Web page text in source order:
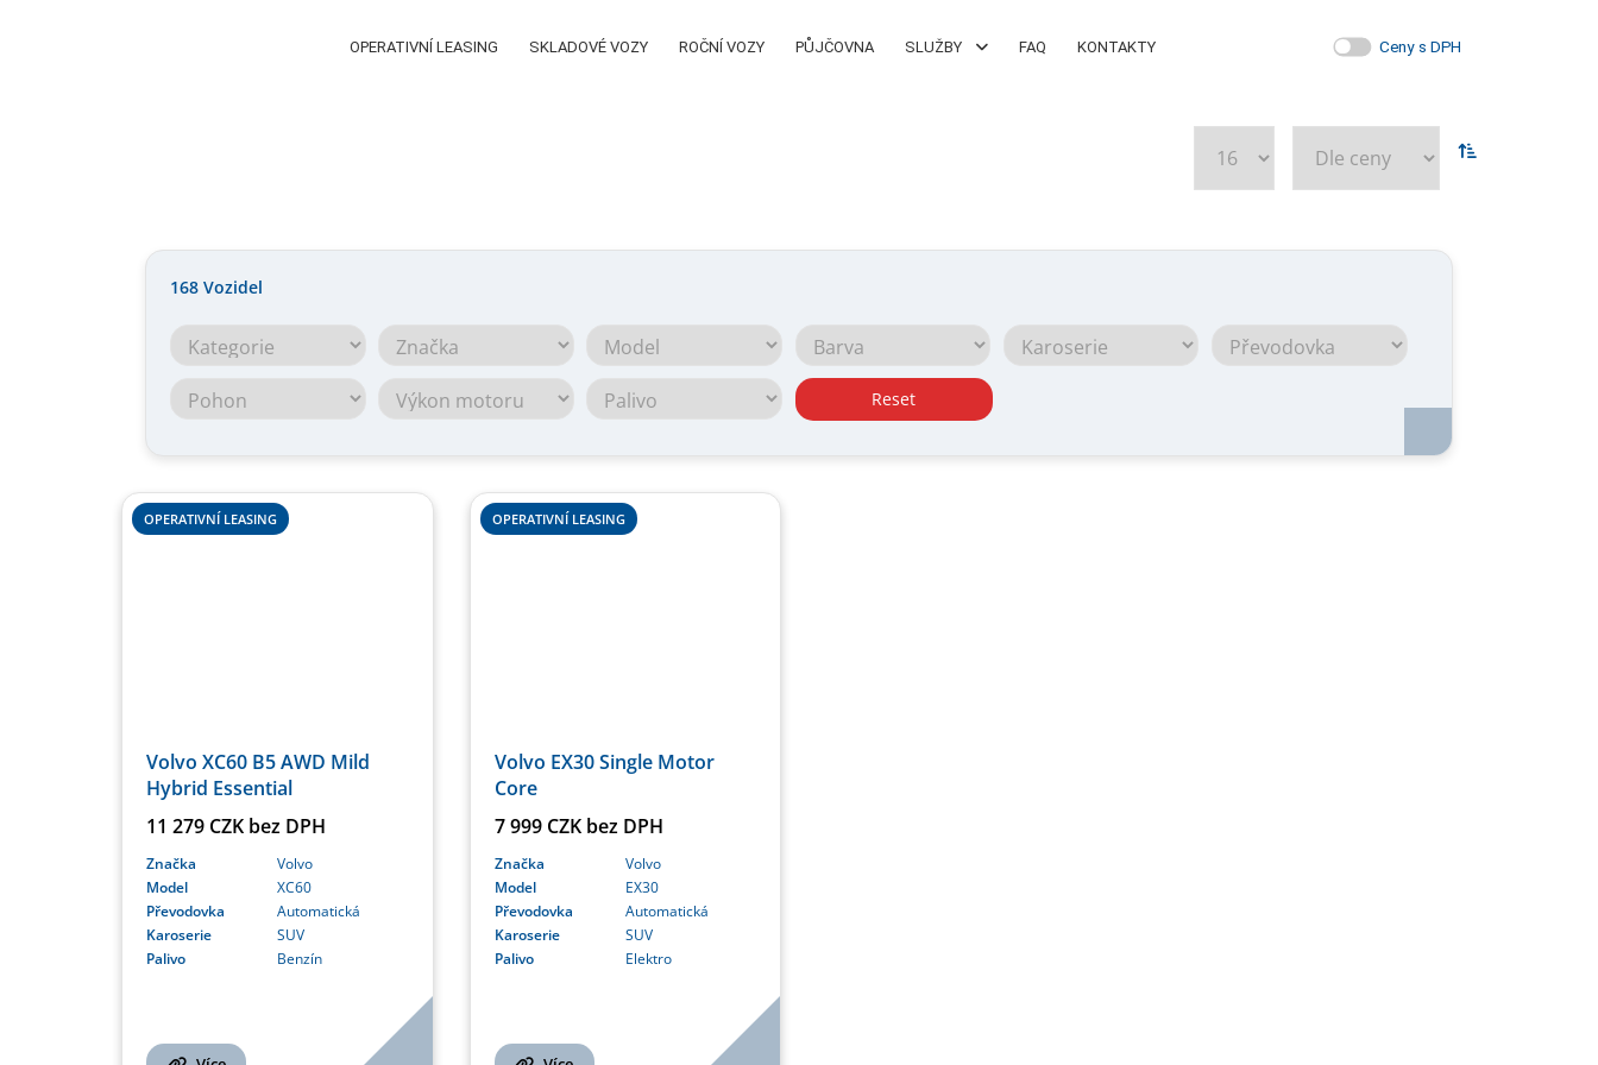
OPERATIVNÍ LEASING SKLADOVÉ VOZY ROČNÍ VOZY PŮJČOVNA SLUŽBY FAQ KONTAKTY Ceny s DPH
168 Vozidel
Reset
OPERATIVNÍ LEASING
Volvo XC60 B5 AWD Mild
Hybrid Essential
11 279 CZK bez DPH
Značka
Volvo
Model
XC60
Převodovka
Automatická
Karoserie
SUV
Palivo
Benzín
OPERATIVNÍ LEASING
Volvo EX30 Single Motor
Core
7 999 CZK bez DPH
Značka
Volvo
Model
EX30
Převodovka
Automatická
Karoserie
SUV
Palivo
Elektro